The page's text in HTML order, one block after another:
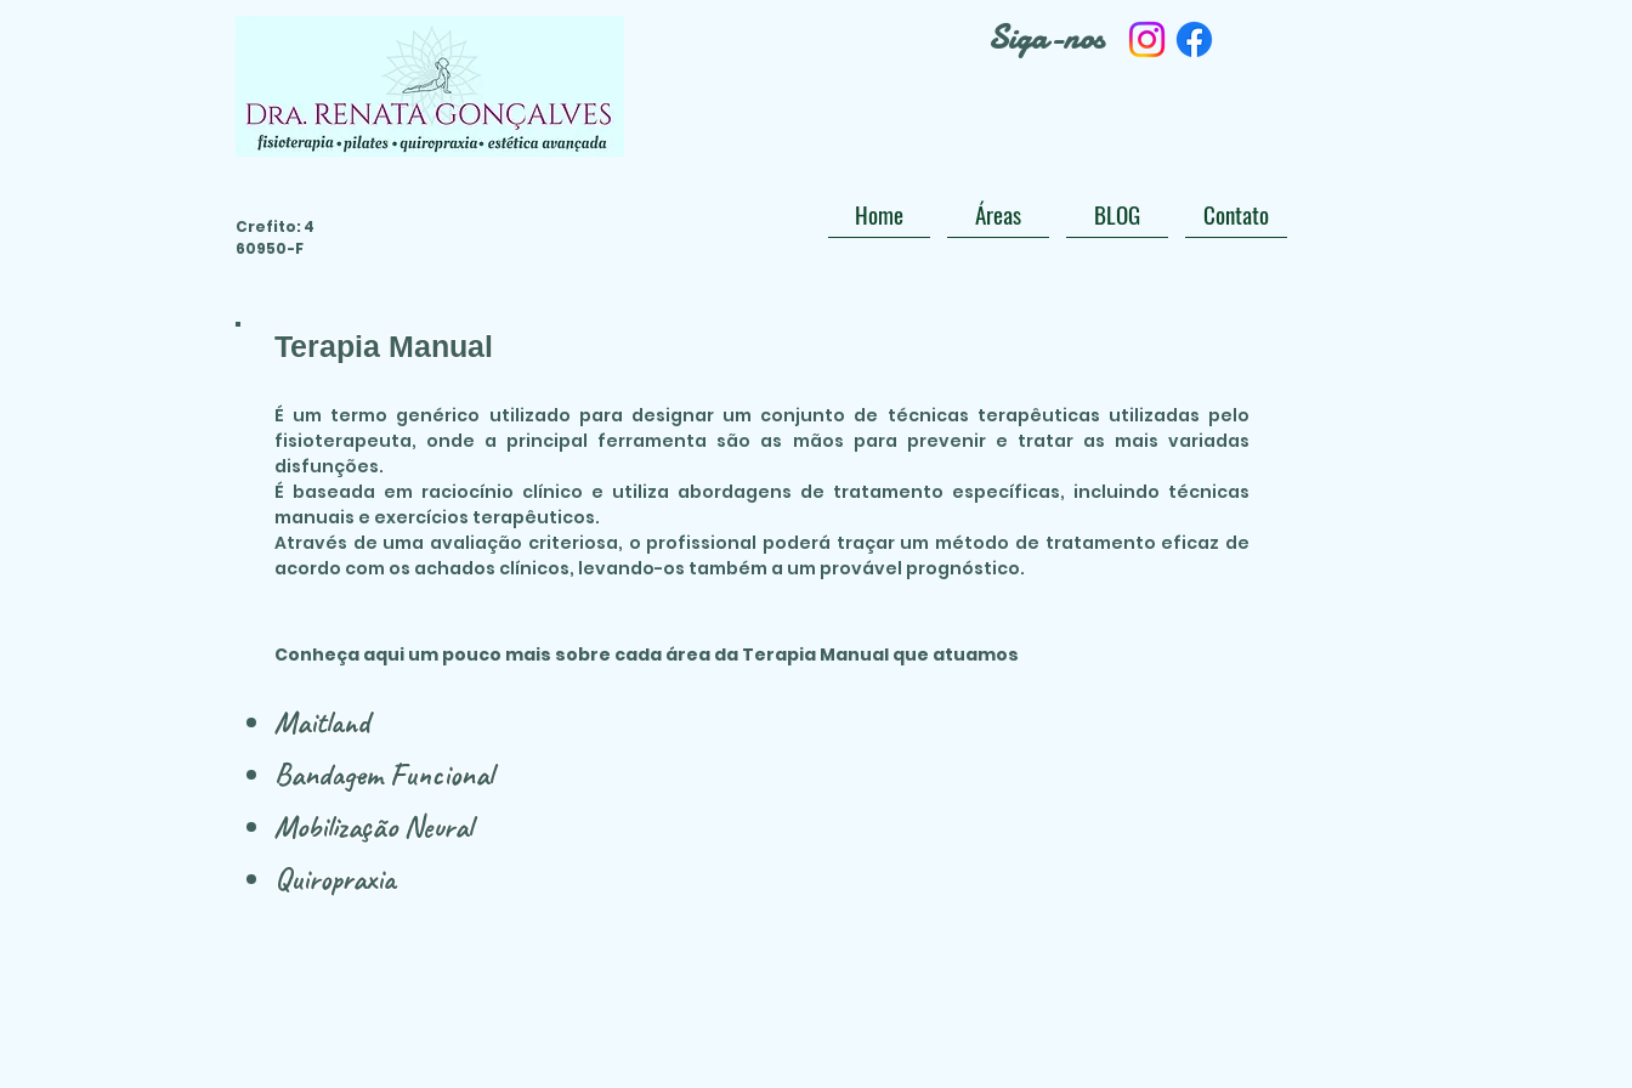
Crefito: 4
60950-F
Siga-nos
Home Áreas BLOG Contato
Terapia Manual
É um termo genérico utilizado para designar um conjunto de técnicas terapêuticas utilizadas pelo
fisioterapeuta, onde a principal ferramenta são as mãos para prevenir e tratar as mais variadas
disfunções.
É baseada em raciocínio clínico e utiliza abordagens de tratamento específicas, incluindo técnicas
manuais e exercícios terapêuticos.
Através de uma avaliação criteriosa, o profissional poderá traçar um método de tratamento eficaz de
acordo com os achados clínicos, levando-os também a um provável prognóstico.
Conheça aqui um pouco mais sobre cada área da Terapia Manual que atuamos
Maitland
Bandagem Funcional
Mobilização Neural
Quiropraxia